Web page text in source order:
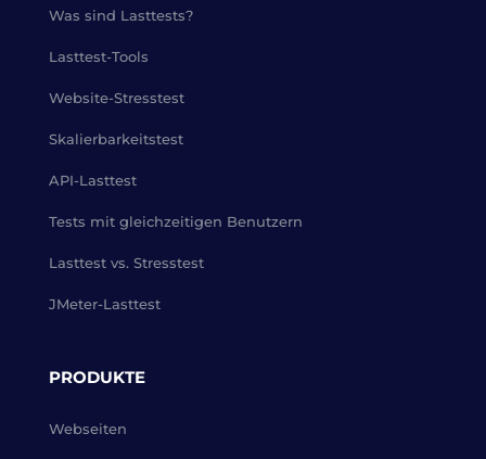
Was sind Lasttests?
Lasttest-Tools
Website-Stresstest
Skalierbarkeitstest
API-Lasttest
Tests mit gleichzeitigen Benutzern
Lasttest vs. Stresstest
JMeter-Lasttest
PRODUKTE
Webseiten